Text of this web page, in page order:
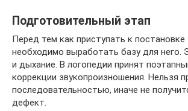
Подготовительный этап
Перед тем как приступать к постановке
необходимо выработать базу для него.
и дыхание. В логопедии принят
коррекции звукопроизношения. Нельзя
последовательностью, иначе не
дефект.